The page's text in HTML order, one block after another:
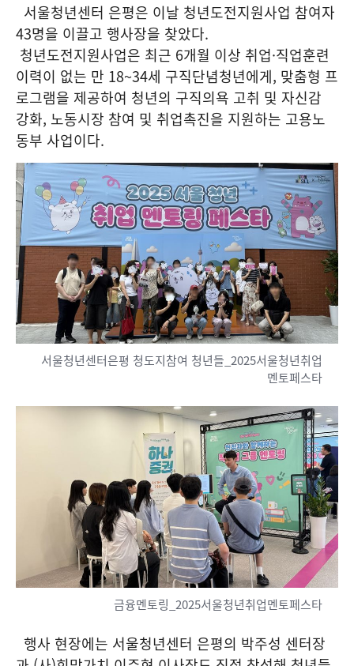
서울청년센터 은평은 이날 청년도전지원사업 참여자
43명을 이끌고 행사장을 찾았다.
청년도전지원사업은 최근 6개월 이상 취업·직업훈련
이력이 없는 만 18~34세 구직단념청년에게, 맞춤형 프
로그램을 제공하여 청년의 구직의욕 고취 및 자신감
강화, 노동시장 참여 및 취업촉진을 지원하는 고용노
동부 사업이다.
서울청년센터은평 청도지참여 청년들_2025서울청년취업
멘토페스타
금융멘토링_2025서울청년취업멘토페스타
행사 현장에는 서울청년센터 은평의 박주성 센터장